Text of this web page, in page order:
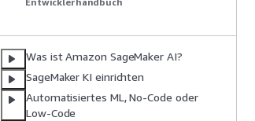
Was ist Amazon SageMaker AI?
SageMaker KI einrichten
Automatisiertes ML, No-Code oder
Low-Code